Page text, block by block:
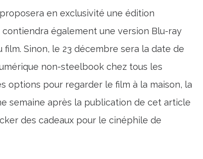
en exclusivité une édition
également une version Blu-ray
Sinon, le 23 décembre sera la date de
non-steelbook chez tous les
options pour regarder le film à la maison, la
semaine après la publication de cet article
des cadeaux pour le cinéphile de